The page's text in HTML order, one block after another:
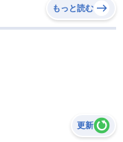
もっと読む
更新